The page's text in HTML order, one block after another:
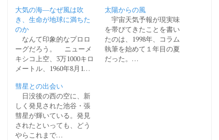
大気の海―なぜ風は吹
き、生命が地球に満ちた
のか
なんて印象的なプロロ
ーグだろう。 ニューメ
キシコ上空、3万1000キロ
メートル、1960年8月1…
太陽からの風
宇宙天気予報が現実味
を帯びてきたことを書い
たのは、1998年、コラム
執筆を始めて１年目の夏
だった。…
彗星との出会い
日没後の西の空に、新
しく発見された池谷・張
彗星が輝いている。発見
されたといっても、どう
やらこれまで…